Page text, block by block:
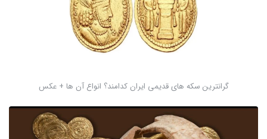
گرانترین سکه های قدیمی ایران کدامند؟ انواع آن ها + عکس